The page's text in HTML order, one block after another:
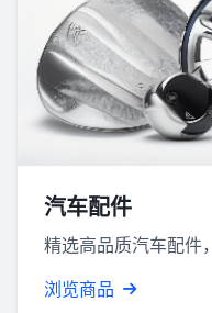
汽车配件
精选高品质汽车配件
浏览商品